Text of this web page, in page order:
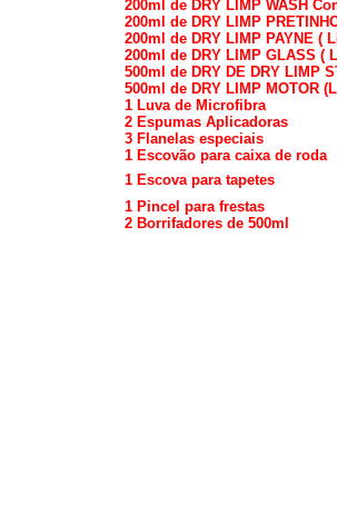
200ml de DRY LIMP WASH
200ml de DRY LIMP
200ml de DRY LIMP PAYNE
200ml de DRY LIMP GLASS (
500ml de DRY DE DRY LIMP
500ml de DRY LIMP MOTOR
1 Luva de Microfibra
2 Espumas Aplicadoras
3 Flanelas especiais
1 Escovão para caixa de roda
1 Escova para tapetes
1 Pincel para frestas
2 Borrifadores de 500ml